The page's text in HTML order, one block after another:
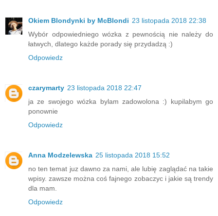
Okiem Blondynki by McBlondi 23 listopada 2018 22:38
Wybór odpowiedniego wózka z pewnością nie należy do
łatwych, dlatego każde porady się przydadzą :)
Odpowiedz
czarymarty 23 listopada 2018 22:47
ja ze swojego wózka bylam zadowolona :) kupilabym go
ponownie
Odpowiedz
Anna Modzelewska 25 listopada 2018 15:52
no ten temat juz dawno za nami, ale lubię zaglądać na takie
wpisy. zawsze można coś fajnego zobaczyc i jakie są trendy
dla mam.
Odpowiedz